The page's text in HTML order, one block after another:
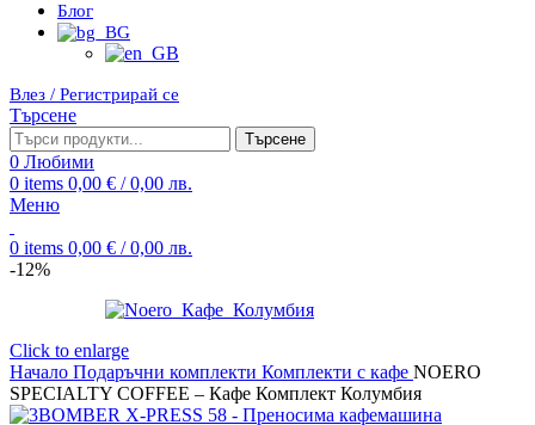
Блог
Влез / Регистрирай се
Търсене
Търсене
0 Любими
0 items 0,00 € / 0,00 лв.
Меню
0 items 0,00 € / 0,00 лв.
-12%
Click to enlarge
Начало Подаръчни комплекти Комплекти с кафе NOERO
SPECIALTY COFFEE – Кафе Комплект Колумбия